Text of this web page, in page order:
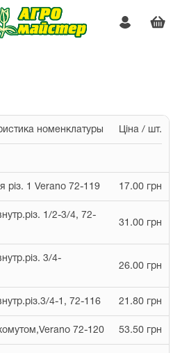
номенклатуры Ціна / шт.
різ. 1 Verano 72-119 17.00 грн
1/2-3/4, 72-
31.00 грн
3/4-
26.00 грн
4-1, 72-116 21.80 грн
72-120 53.50 грн